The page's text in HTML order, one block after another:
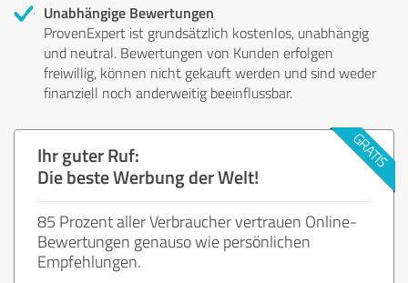
Unabhängige Bewertungen
ProvenExpert ist grundsätzlich kostenlos, unabhängig
und neutral. Bewertungen von Kunden erfolgen
freiwillig, können nicht gekauft werden und sind weder
finanziell noch anderweitig beeinflussbar.
Ihr guter Ruf:
Die beste Werbung der Welt!
85 Prozent aller Verbraucher vertrauen Online-
Bewertungen genauso wie persönlichen
Empfehlungen.